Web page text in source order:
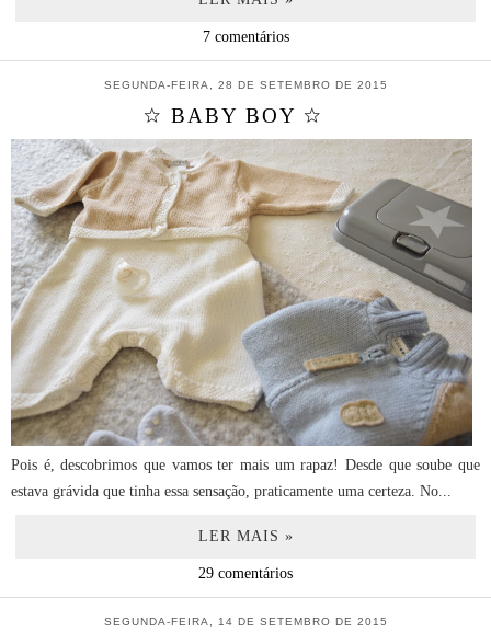
7 comentários
SEGUNDA-FEIRA, 28 DE SETEMBRO DE 2015
☆ BABY BOY ☆
Pois é, descobrimos que vamos ter mais um rapaz! Desde que soube que
estava grávida que tinha essa sensação, praticamente uma certeza. No...
LER MAIS »
29 comentários
SEGUNDA-FEIRA, 14 DE SETEMBRO DE 2015